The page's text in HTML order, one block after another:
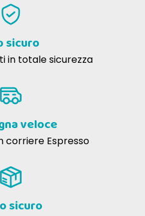
ne mangiano tanto poi
sicuro
in totale sicurezza
veloce
corriere Espresso
sicuro